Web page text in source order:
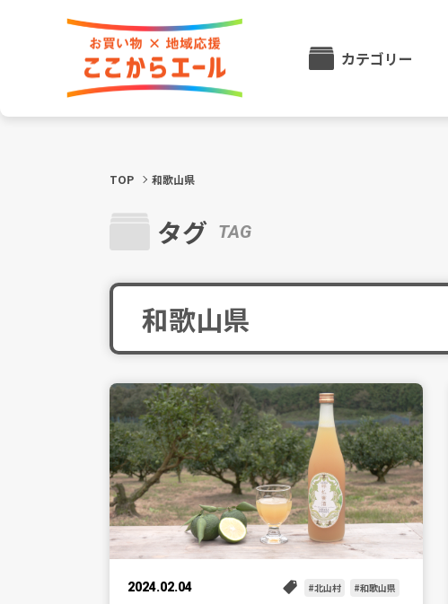
カテゴリー
TOP 和歌山県
タグ TAG
和歌山県
2024.02.04 北山村 和歌山県